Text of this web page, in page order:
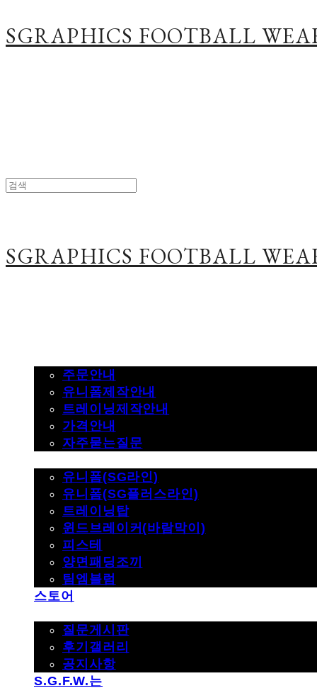
SGRAPHICS FOOTBALL
SGRAPHICS FOOTBALL
주문안내
유니폼제작안내
트레이닝제작안내
가격안내
자주묻는질문
유니폼(SG라인)
유니폼(SG플러스라인)
트레이닝탑
윈드브레이커(바람막이)
피스테
양면패딩조끼
팀엠블럼
스토어
질문게시판
후기갤러리
공지사항
S.G.F.W.는